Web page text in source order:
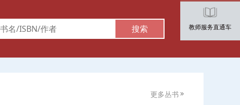
搜索 教师服务直通车
更多丛书